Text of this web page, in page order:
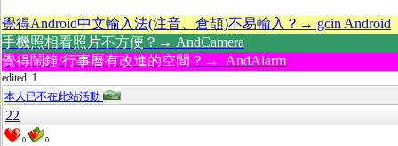
覺得Android中文輸入法(注音、倉頡)不易輸入？→ gcin Android
手機照相看照片不方便？→ AndCamera
覺得鬧鐘/行事曆有改進的空間？→ AndAlarm
edited: 1
本人已不在此站活動
22
0 0